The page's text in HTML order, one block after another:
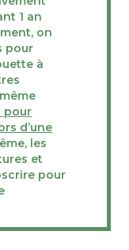
1 an
on
pour
à
pour
d’une
les
et
pour